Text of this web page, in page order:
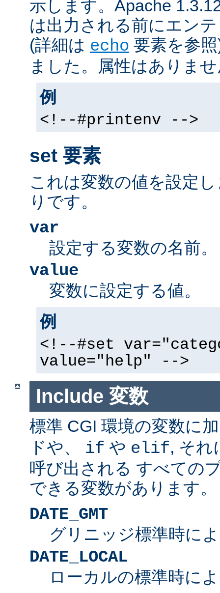
示します。Apache
は出力される前にエン
(詳細は echo 要素を参
ました。属性はありま
例
<!--#printenv -->
set 要素
これは変数の値を設定
りです。
var
設定する変数の名前。
value
変数に設定する値。
例
<!--#set
value="help" -->
Include 変数
標準 CGI 環境の変数に
ドや、 if や elif, それ
呼び出される すべての
できる変数があります。
DATE_GMT
グリニッジ標準時に
DATE_LOCAL
ローカルの標準時に